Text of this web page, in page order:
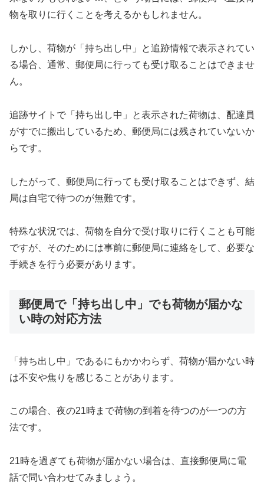
物を取りに行くことを考えるかもしれません。
しかし、荷物が「持ち出し中」と追跡情報で表示されてい
る場合、通常、郵便局に行っても受け取ることはできませ
ん。
追跡サイトで「持ち出し中」と表示された荷物は、配達員
がすでに搬出しているため、郵便局には残されていないか
らです。
したがって、郵便局に行っても受け取ることはできず、結
局は自宅で待つのが無難です。
特殊な状況では、荷物を自分で受け取りに行くことも可能
ですが、そのためには事前に郵便局に連絡をして、必要な
手続きを行う必要があります。
郵便局で「持ち出し中」でも荷物が届かな
い時の対応方法
「持ち出し中」であるにもかかわらず、荷物が届かない時
は不安や焦りを感じることがあります。
この場合、夜の21時まで荷物の到着を待つのが一つの方
法です。
21時を過ぎても荷物が届かない場合は、直接郵便局に電
話で問い合わせてみましょう。